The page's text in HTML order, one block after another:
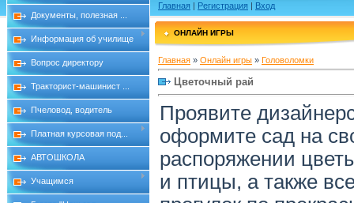
Документы, полезная ...
Информация об училище
Вопрос директору
Тракторист-машинист ...
Пчеловод, водитель
Платная курсовая под...
АВТОШКОЛА
Учащимся
Главная | Регистрация | Вход
ОНЛАЙН ИГРЫ
Главная » Онлайн игры » Головоломки
Цветочный рай
Проявите
оформите сад на
распоряжении
и птицы, а также